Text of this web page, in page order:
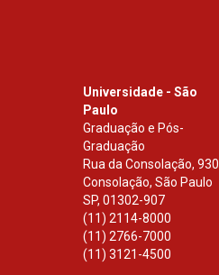
Universidade - São
Paulo
Graduação e Pós-
Graduação
Rua da Consolação, 930
Consolação, São Paulo
SP, 01302-907
(11) 2114-8000
(11) 2766-7000
(11) 3121-4500